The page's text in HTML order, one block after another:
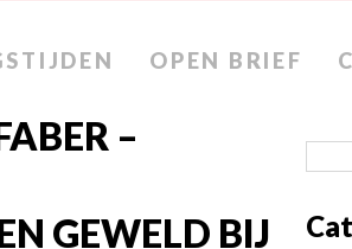
OPEN BRIEF
–
GEWELD BIJ